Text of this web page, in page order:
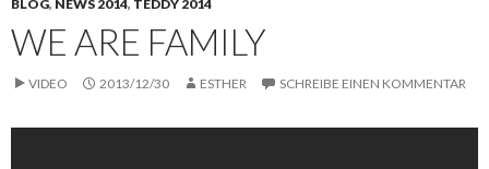
BLOG, NEWS 2014, TEDDY 2014
WE ARE FAMILY
VIDEO 2013/12/30 ESTHER SCHREIBE EINEN KOMMENTAR